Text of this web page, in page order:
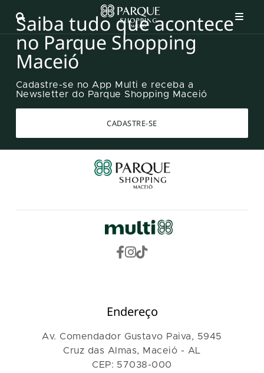
Saiba tudo que acontece
no Parque Shopping
Maceió
Cadastre-se no App Multi e receba a
Newsletter do Parque Shopping Maceió
CADASTRE-SE
Endereço
Av. Comendador Gustavo Paiva, 5945
Cruz das Almas, Maceió - AL
CEP: 57038-000